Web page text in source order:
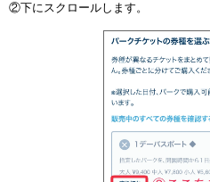
②下にスクロールします。